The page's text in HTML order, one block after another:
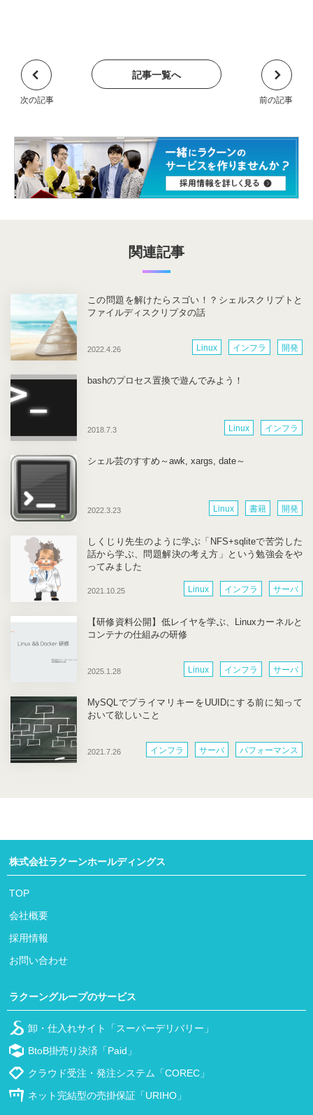
記事一覧へ
関連記事
2022.4.26
この問題を解けたらスゴい！？シェルスクリプトと
ファイルディスクリプタの話
Linux インフラ 開発
2018.7.3
bashのプロセス置換で遊んでみよう！
Linux インフラ
2022.3.23
シェル芸のすすめ～awk, xargs, date～
Linux 書籍 開発
2021.10.25
しくじり先生のように学ぶ「NFS+sqliteで苦労した
話から学ぶ、問題解決の考え方」という勉強会をや
ってみました
Linux インフラ サーバ
2025.1.28
【研修資料公開】低レイヤを学ぶ、Linuxカーネルと
コンテナの仕組みの研修
Linux インフラ サーバ
2021.7.26
MySQLでプライマリキーをUUIDにする前に知って
おいて欲しいこと
インフラ サーバ パフォーマンス
株式会社ラクーンホールディングス
TOP
会社概要
採用情報
お問い合わせ
ラクーングループのサービス
卸・仕入れサイト「スーパーデリバリー」
BtoB掛売り決済「Paid」
クラウド受注・発注システム「COREC」
ネット完結型の売掛保証「URIHO」